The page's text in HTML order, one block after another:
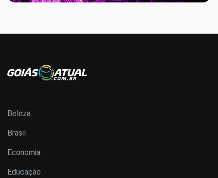
Beleza
Brasil
Economia
Educação